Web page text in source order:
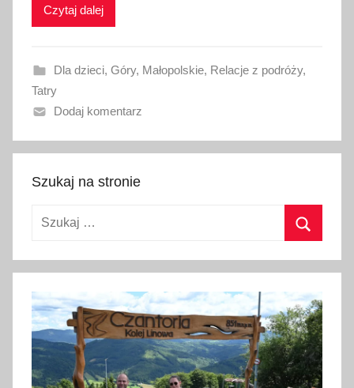
w
n
o
1
l
u
o
0
2
6
Czytaj dalej
Dla dzieci, Góry, Małopolskie, Relacje z podróży,
Tatry
Dodaj komentarz
Szukaj na stronie
Szukaj: